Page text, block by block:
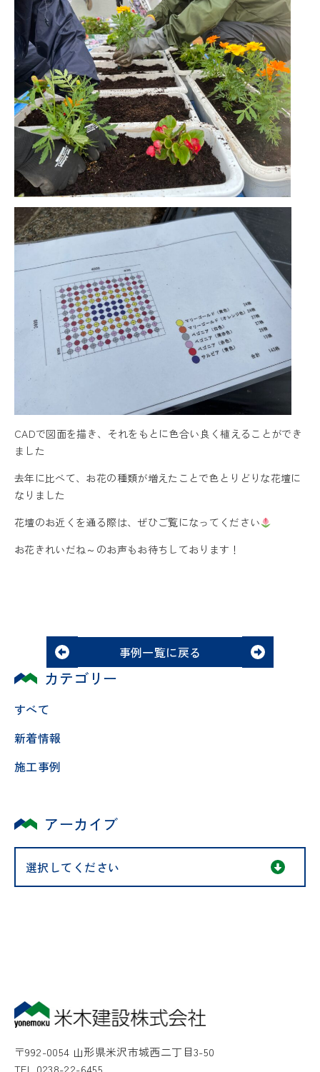
CADで図面を描き、それをもとに色合い良く植えることができ
ました
去年に比べて、お花の種類が増えたことで色とりどりな花壇に
なりました
花壇のお近くを通る際は、ぜひご覧になってください
お花きれいだね～のお声もお待ちしております！
事例一覧に戻る
カテゴリー
すべて
新着情報
施工事例
アーカイブ
〒992-0054 山形県米沢市城西二丁目3-50